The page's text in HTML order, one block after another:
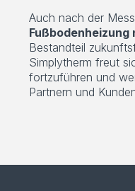
Auch nach der
Fußbodenheizung
Bestandteil
Simplytherm freut
fortzuführen und
Partnern und